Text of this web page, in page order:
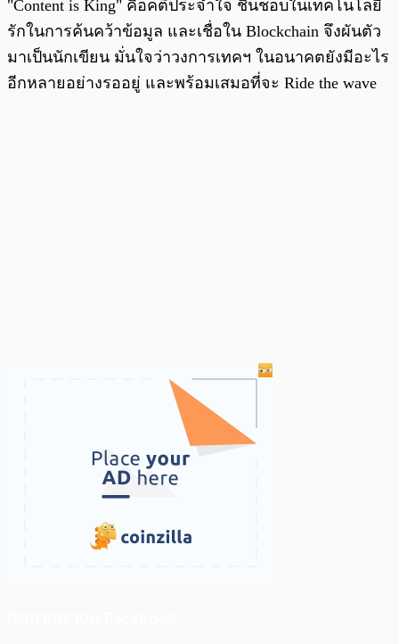
"Content is King" คือคติประจำใจ ชื่นชอบในเทคโนโลยี
รักในการค้นคว้าข้อมูล และเชื่อใน Blockchain จึงผันตัว
มาเป็นนักเขียน มั่นใจว่าวงการเทคฯ ในอนาคตยังมีอะไร
อีกหลายอย่างรออยู่ และพร้อมเสมอที่จะ Ride the wave